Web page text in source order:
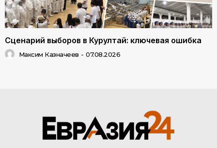
Сценарий выборов в Курултай: ключевая ошибка
Максим Казначеев - 07.08.2026